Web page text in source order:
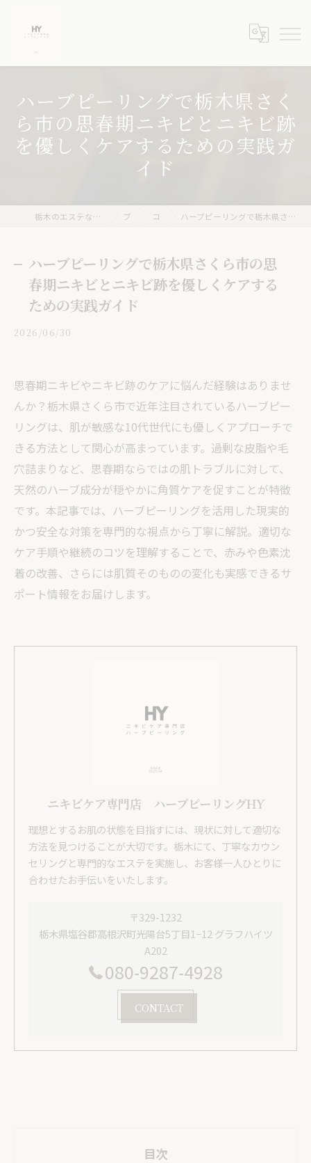
ハーブピーリングで栃木県さく
ら市の思春期ニキビとニキビ跡
を優しくケアするための実践ガ
イド
栃木のエステならニキビケア専門店 ハーブピーリングHY ブログ コラム ハーブピーリングで栃木県さくら市の思春期ニキビとニキビ跡を優しくケアするための実践ガイド
ハーブピーリングで栃木県さくら市の思
春期ニキビとニキビ跡を優しくケアする
ための実践ガイド
2026/06/30
思春期ニキビやニキビ跡のケアに悩んだ経験はありませ
んか？栃木県さくら市で近年注目されているハーブピー
リングは、肌が敏感な10代世代にも優しくアプローチで
きる方法として関心が高まっています。過剰な皮脂や毛
穴詰まりなど、思春期ならではの肌トラブルに対して、
天然のハーブ成分が穏やかに角質ケアを促すことが特徴
です。本記事では、ハーブピーリングを活用した現実的
かつ安全な対策を専門的な視点から丁寧に解説。適切な
ケア手順や継続のコツを理解することで、赤みや色素沈
着の改善、さらには肌質そのものの変化も実感できるサ
ポート情報をお届けします。
ニキビケア専門店 ハーブピーリングHY
理想とするお肌の状態を目指すには、現状に対して適切な
方法を見つけることが大切です。栃木にて、丁寧なカウン
セリングと専門的なエステを実施し、お客様一人ひとりに
合わせたお手伝いをいたします。
〒329-1232
栃木県塩谷郡高根沢町光陽台5丁目1−12 グラフハイツ
A202
080-9287-4928
CONTACT
目次